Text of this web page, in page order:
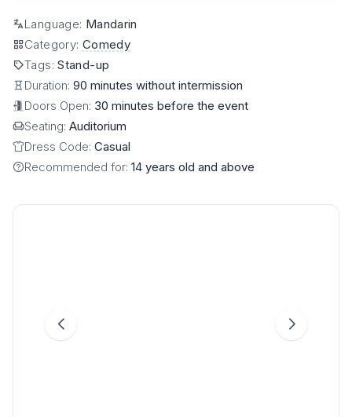
Language: Mandarin
Category: Comedy
Tags:Stand-up
Duration: 90 minutes without intermission
Doors Open: 30 minutes before the event
Seating: Auditorium
Dress Code: Casual
Recommended for: 14 years old and above